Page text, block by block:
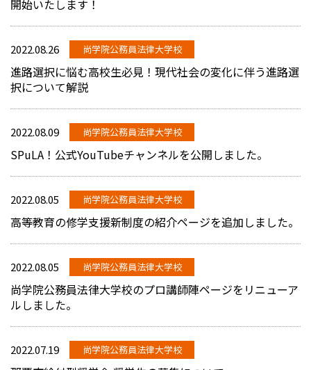
開始いたします！
2022.08.26 尚学院公務員法律大学校
進路選択に悩む高校生必見！現代社会の変化に伴う進路選
択について解説
2022.08.09 尚学院公務員法律大学校
SPuLA！公式YouTubeチャンネルを公開しました。
2022.08.05 尚学院公務員法律大学校
高等教育の修学支援新制度の紹介ページを追加しました。
2022.08.05 尚学院公務員法律大学校
尚学院公務員法律大学校のプロ講師陣ページをリニューア
ルしました。
2022.07.19 尚学院公務員法律大学校